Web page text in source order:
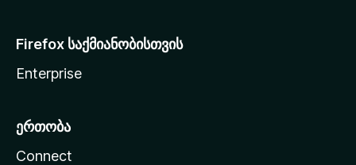
Firefox საქმიანობისთვის
Enterprise
ერთობა
Connect